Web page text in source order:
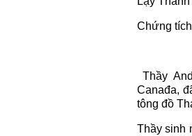
Chứng
Thầy
Canađa,
tông đồ
Thầy sinh